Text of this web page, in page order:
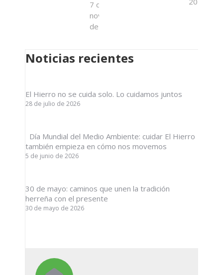
7 de
noviembre
de 2024
Noticias recientes
El Hierro no se cuida solo. Lo cuidamos juntos
28 de julio de 2026
Día Mundial del Medio Ambiente: cuidar El Hierro
también empieza en cómo nos movemos
5 de junio de 2026
30 de mayo: caminos que unen la tradición
herreña con el presente
30 de mayo de 2026